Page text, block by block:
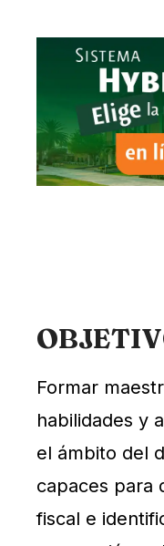
Formar
habilidades y
el ámbito del
capaces para
fiscal e